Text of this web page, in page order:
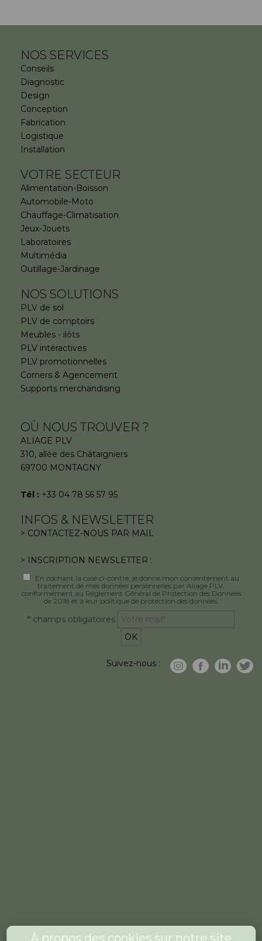
NOS SERVICES
Conseils
Diagnostic
Design
Conception
Fabrication
Logistique
Installation
VOTRE SECTEUR
Alimentation-Boisson
Automobile-Moto
Chauffage-Climatisation
Jeux-Jouets
Laboratoires
Multimédia
Outillage-Jardinage
NOS SOLUTIONS
PLV de sol
PLV de comptoirs
Meubles - ilôts
PLV intéractives
PLV promotionnelles
Corners & Agencement
Supports merchandising
OÙ NOUS TROUVER ?
ALIAGE PLV
310, allée des Châtaigniers
69700 MONTAGNY
Tél : +33 04 78 56 57 95
INFOS & NEWSLETTER
> CONTACTEZ-NOUS PAR MAIL
> INSCRIPTION NEWSLETTER :
En cochant la case ci-contre, je donne mon consentement au
traitement de mes données personnelles par Aliage PLV,
conformément au Règlement Général de Protection des Données
de 2018 et à leur politique de protection des données.
* champs obligatoires
Suivez-nous :
À propos des cookies sur notre site